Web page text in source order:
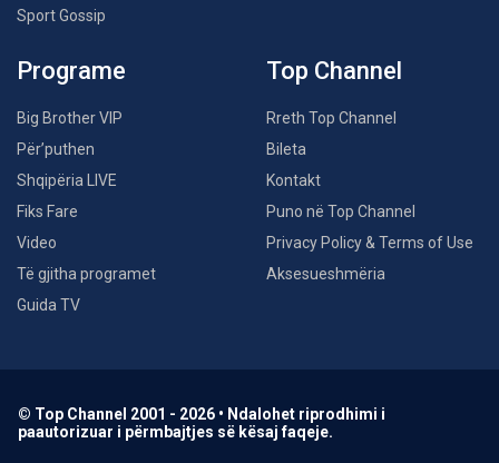
Sport Gossip
Programe
Big Brother VIP
Për’puthen
Shqipëria LIVE
Fiks Fare
Video
Të gjitha programet
Guida TV
Top Channel
Rreth Top Channel
Bileta
Kontakt
Puno në Top Channel
Privacy Policy & Terms of Use
Aksesueshmëria
© Top Channel 2001 - 2026 • Ndalohet riprodhimi i
paautorizuar i përmbajtjes së kësaj faqeje.